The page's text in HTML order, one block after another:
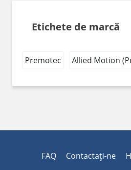
Etichete de marcă
Premotec Allied Motion
FAQ Contactaţi-ne